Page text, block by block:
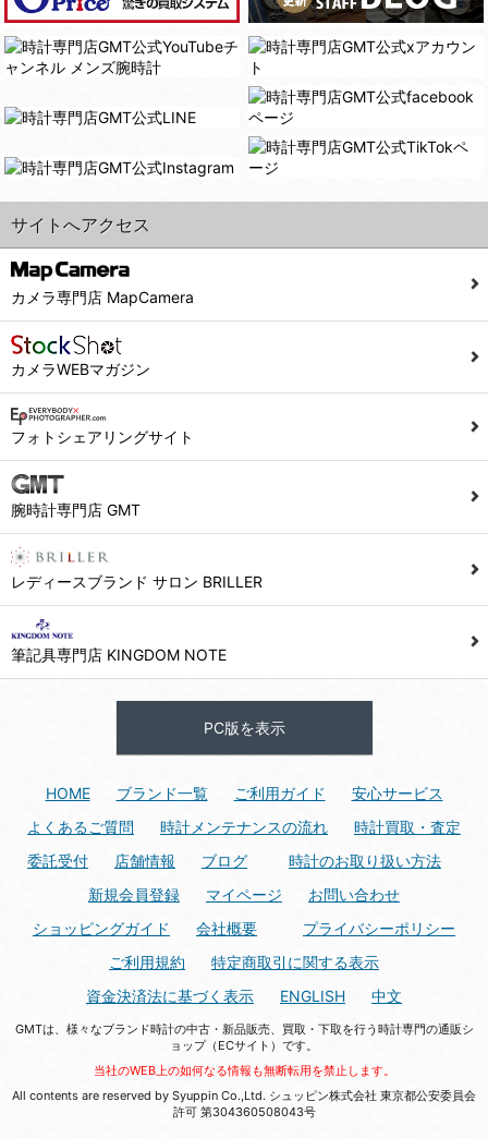
サイトへアクセス
カメラ専門店 MapCamera
カメラWEBマガジン
フォトシェアリングサイト
腕時計専門店 GMT
レディースブランド サロン BRILLER
筆記具専門店 KINGDOM NOTE
PC版を表示
HOME ブランド一覧 ご利用ガイド
安心サービス
よくあるご質問
時計メンテナンスの流れ
時計買取・査定
委託受付
店舗情報 ブログ
時計のお取り扱い方法
新規会員登録
マイページ
お問い合わせ
ショッピングガイド
会社概要
プライバシーポリシー
ご利用規約
特定商取引に関する表示
資金決済法に基づく表示
ENGLISH 中文
GMTは、様々なブランド時計の中古・新品販売、買取・下取を行う時計専門の通販シ
ョップ（ECサイト）です。
当社のWEB上の如何なる情報も無断転用を禁止します。
All contents are reserved by Syuppin Co.,Ltd. シュッピン株式会社 東京都公安委員会
許可 第304360508043号